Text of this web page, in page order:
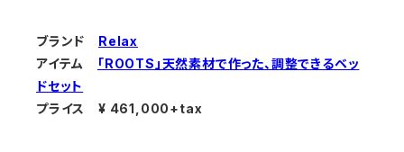
ブランド Relax
アイテム
「ROOTS」天然素材で作った、調整できるベッ
ドセット
プライス ¥ 461,000+tax